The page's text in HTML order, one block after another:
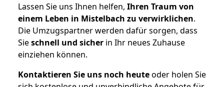
Lassen Sie uns Ihnen helfen, Ihren Traum von
einem Leben in Mistelbach zu verwirklichen.
Die Umzugspartner werden dafür sorgen, dass
Sieschnell und sicher in Ihr neues Zuhause
einziehen können.
Kontaktieren Sie uns noch heuteoder holen Sie